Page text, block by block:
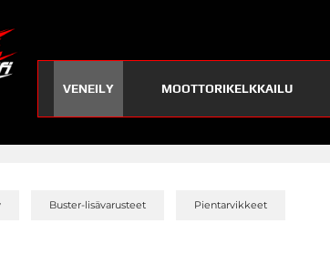
VENEILY MOOTTORIKELKKAILU
Buster-lisävarusteet Pientarvikkeet